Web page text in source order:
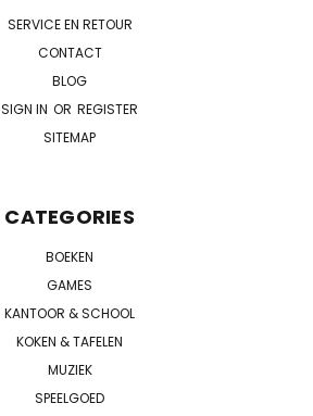
SERVICE EN RETOUR
CONTACT
BLOG
SIGN IN OR REGISTER
SITEMAP
CATEGORIES
BOEKEN
GAMES
KANTOOR & SCHOOL
KOKEN & TAFELEN
MUZIEK
SPEELGOED